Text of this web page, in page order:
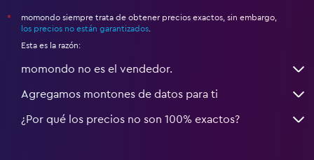
*
momondo siempre trata de obtener precios exactos, sin embargo,
los precios no están garantizados
Esta es la razón:
momondo no es el vendedor.
Agregamos montones de datos para ti
¿Por qué los precios no son 100% exactos?